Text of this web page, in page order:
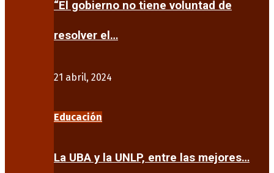
“El gobierno no tiene voluntad de
resolver el…
21 abril, 2024
Educación
La UBA y la UNLP, entre las mejores…